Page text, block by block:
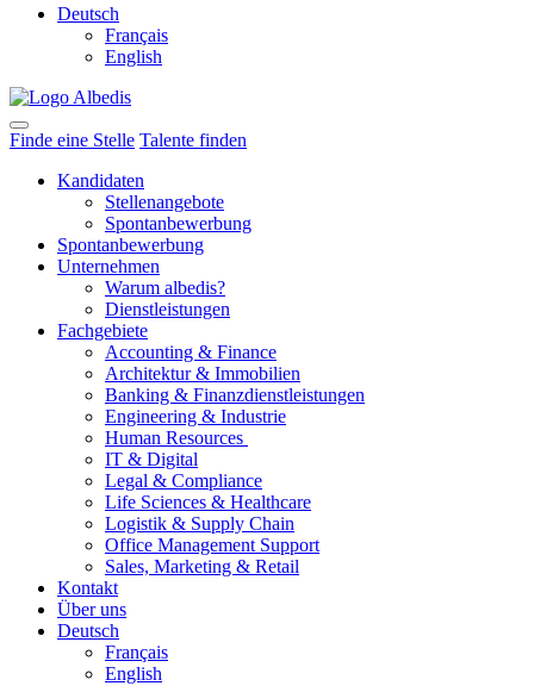
Deutsch
Français
English
Finde eine Stelle Talente finden
Kandidaten
Stellenangebote
Spontanbewerbung
Spontanbewerbung
Unternehmen
Warum albedis?
Dienstleistungen
Fachgebiete
Accounting & Finance
Architektur & Immobilien
Banking & Finanzdienstleistungen
Engineering & Industrie
Human Resources
IT & Digital
Legal & Compliance
Life Sciences & Healthcare
Logistik & Supply Chain
Office Management Support
Sales, Marketing & Retail
Kontakt
Über uns
Deutsch
Français
English